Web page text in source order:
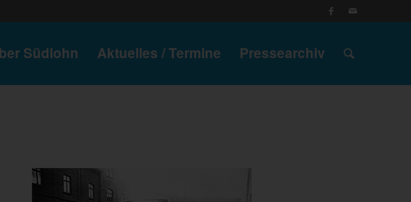
Südlohn Aktuelles / Termine Pressearchiv